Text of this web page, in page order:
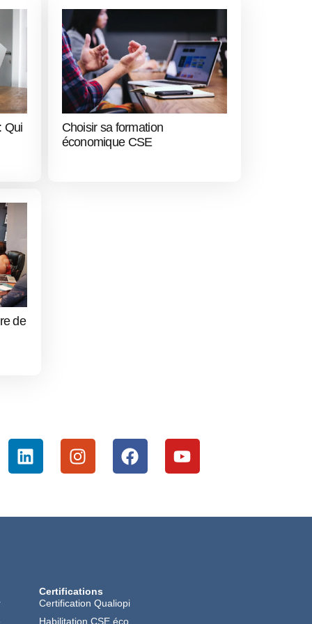
Qui
Choisir sa formation
économique CSE
de
Certifications
Certification Qualiopi
Habilitation CSE éco.